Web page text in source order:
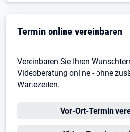
Termin online vereinbaren
Vereinbaren Sie Ihren
Videoberatung online - ohne
Wartezeiten.
Öffnet in neuem
Vor-Ort-Termin